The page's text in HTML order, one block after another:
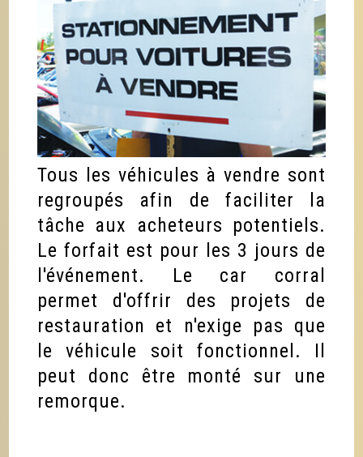
Tous les véhicules à vendre sont
regroupés afin de faciliter la
tâche aux acheteurs potentiels.
Le forfait est pour les 3 jours de
l'événement. Le car corral
permet d'offrir des projets de
restauration et n'exige pas que
le véhicule soit fonctionnel. Il
peut donc être monté sur une
remorque.